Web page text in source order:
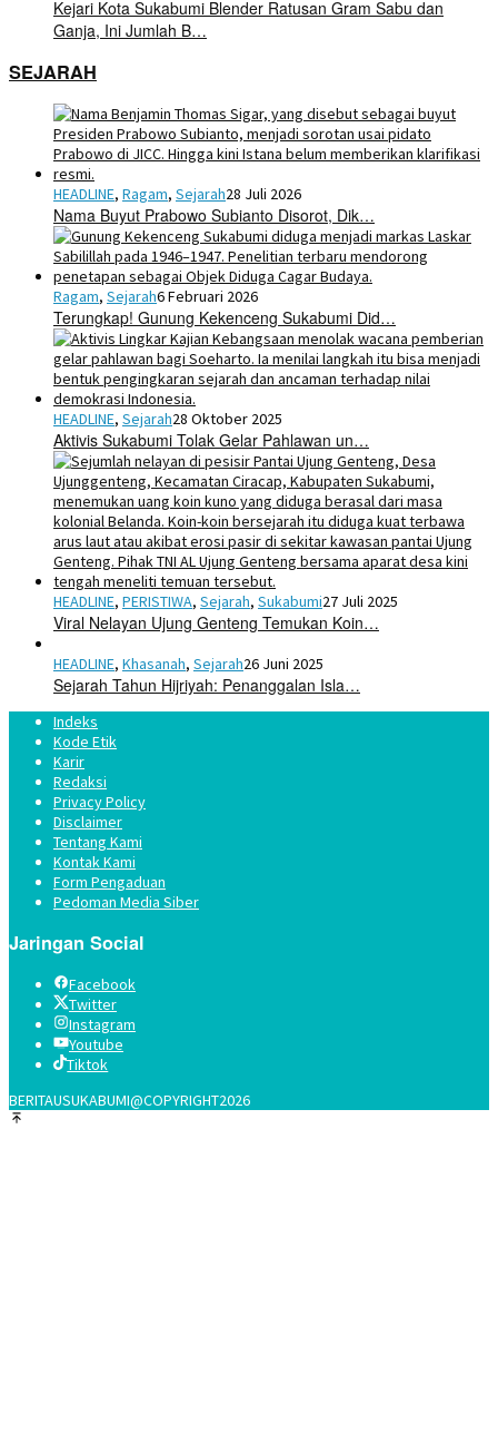
Kejari Kota Sukabumi Blender Ratusan Gram Sabu dan
Ganja, Ini Jumlah B…
SEJARAH
HEADLINE, Ragam, Sejarah28 Juli 2026
Nama Buyut Prabowo Subianto Disorot, Dik…
Ragam, Sejarah6 Februari 2026
Terungkap! Gunung Kekenceng Sukabumi Did…
HEADLINE, Sejarah28 Oktober 2025
Aktivis Sukabumi Tolak Gelar Pahlawan un…
HEADLINE, PERISTIWA, Sejarah, Sukabumi27 Juli 2025
Viral Nelayan Ujung Genteng Temukan Koin…
HEADLINE, Khasanah, Sejarah26 Juni 2025
Sejarah Tahun Hijriyah: Penanggalan Isla…
Indeks
Kode Etik
Karir
Redaksi
Privacy Policy
Disclaimer
Tentang Kami
Kontak Kami
Form Pengaduan
Pedoman Media Siber
Jaringan Social
Facebook
Twitter
Instagram
Youtube
Tiktok
BERITAUSUKABUMI@COPYRIGHT2026